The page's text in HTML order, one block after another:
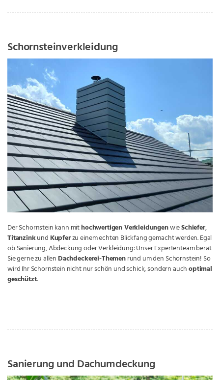
Schornsteinverkleidung
Der Schornstein kann mithochwertigen VerkleidungenwieSchiefer,
Titanzinkund Kupferzu einem echten Blickfang gemacht werden. Egal
ob Sanierung, Abdeckung oder Verkleidung: Unser Expertenteam berät
Sie gerne zu allen Dachdeckerei-Themenrund um den Schornstein! So
wird Ihr Schornstein nicht nur schön und schick, sondern auchoptimal
geschützt.
Sanierung und Dachumdeckung